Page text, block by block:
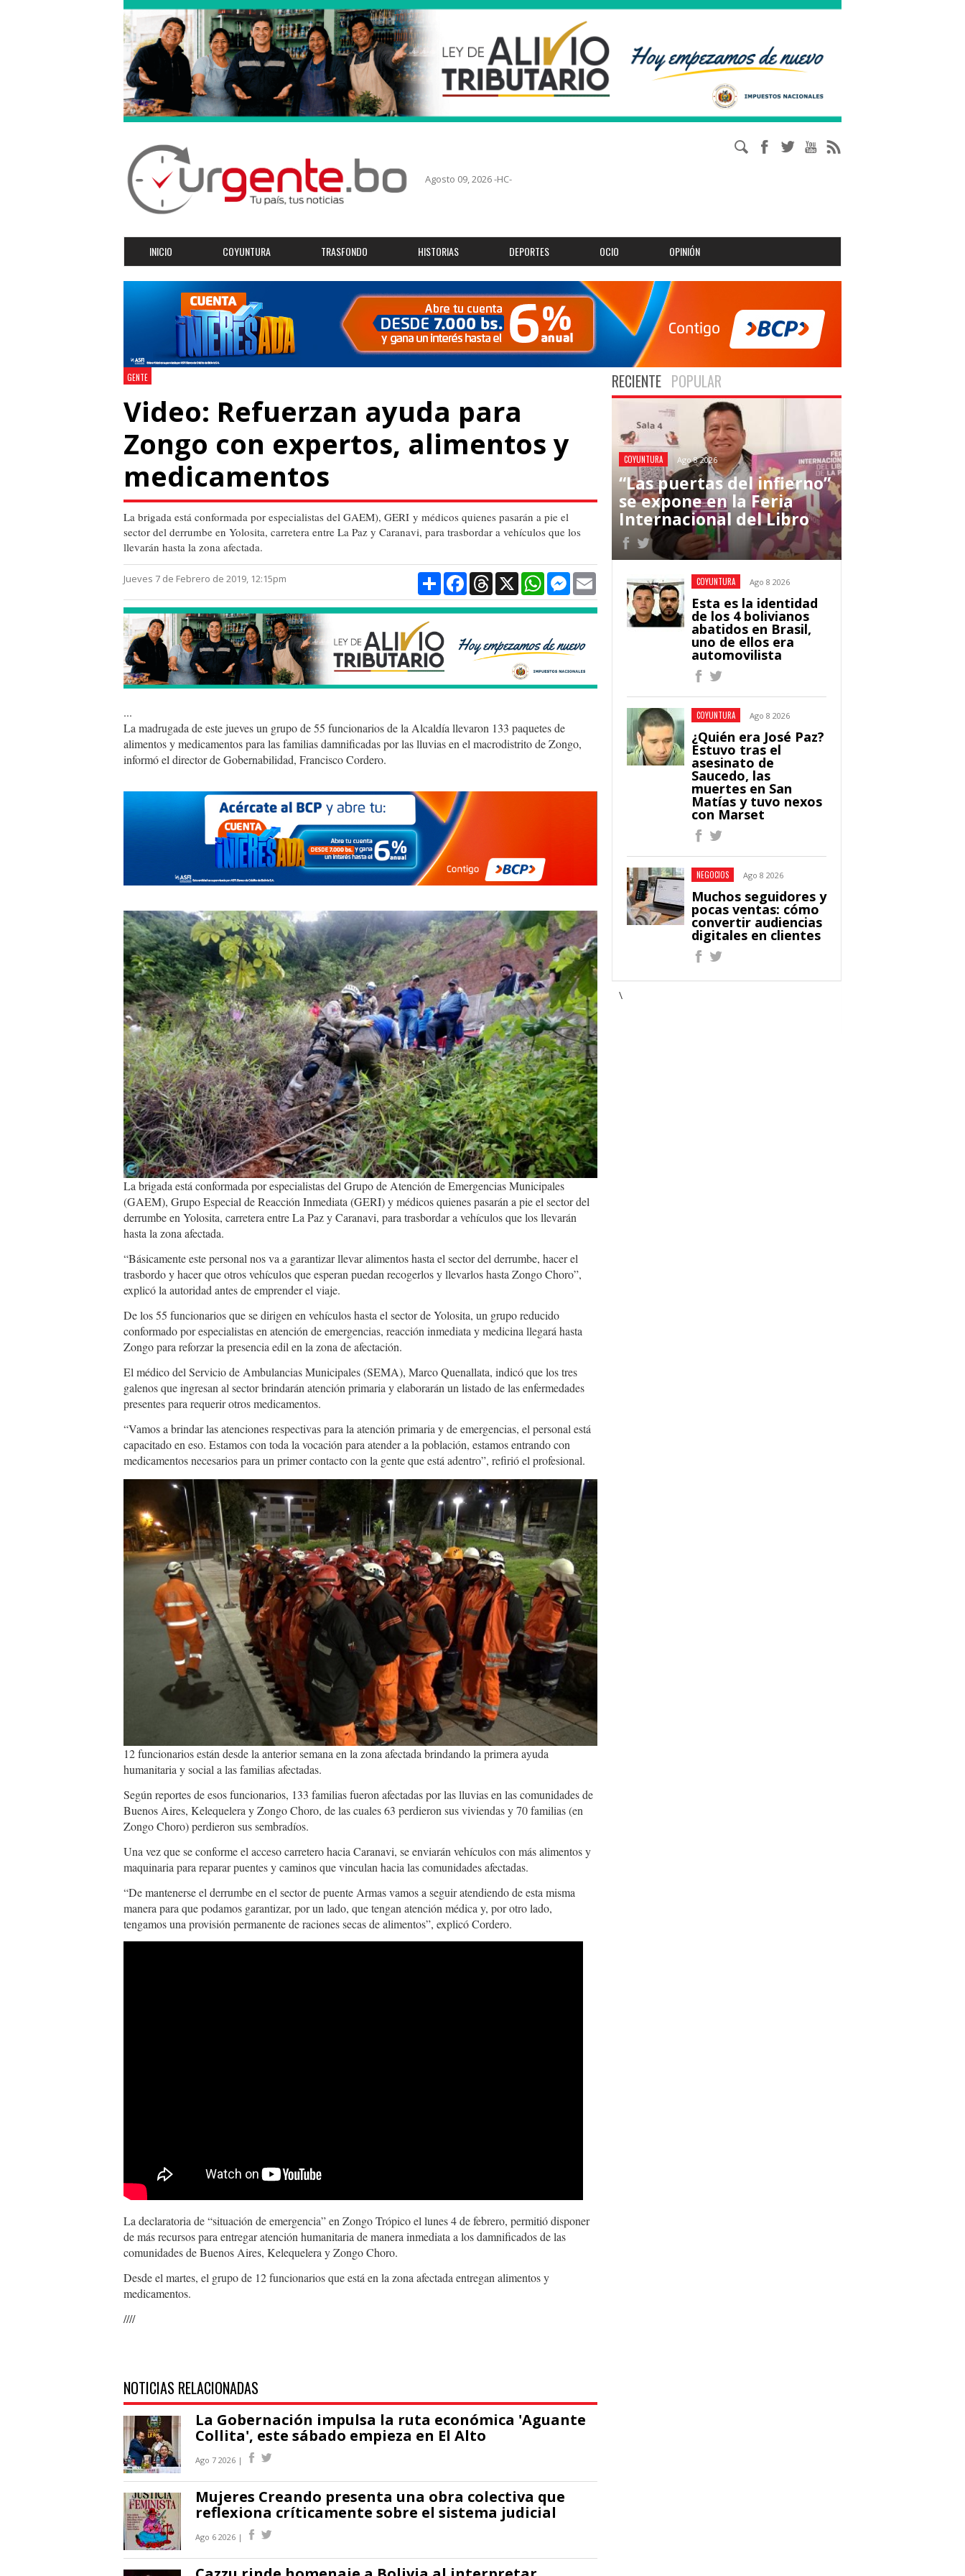
Agosto 09, 2026 -HC-
INICIO COYUNTURA TRASFONDO HISTORIAS DEPORTES OCIO OPINIÓN
GENTE
Video: Refuerzan ayuda para
Zongo con expertos, alimentos y
medicamentos
La brigada está conformada por especialistas del GAEM), GERI y médicos quienes pasarán a pie el
sector del derrumbe en Yolosita, carretera entre La Paz y Caranavi, para trasbordar a vehículos que los
llevarán hasta la zona afectada.
Jueves 7 de Febrero de 2019, 12:15pm CompartirFacebookThreads
X WhatsAppMessenger
...
La madrugada de este jueves un grupo de 55 funcionarios de la Alcaldía llevaron 133 paquetes de
alimentos y medicamentos para las familias damnificadas por las lluvias en el macrodistrito de Zongo,
informó el director de Gobernabilidad, Francisco Cordero.
zongo.amn_.jpeg
La brigada está conformada por especialistas del Grupo de Atención de Emergencias Municipales
(GAEM), Grupo Especial de Reacción Inmediata (GERI) y médicos quienes pasarán a pie el sector del
derrumbe en Yolosita, carretera entre La Paz y Caranavi, para trasbordar a vehículos que los llevarán
hasta la zona afectada.
“Básicamente este personal nos va a garantizar llevar alimentos hasta el sector del derrumbe, hacer el
trasbordo y hacer que otros vehículos que esperan puedan recogerlos y llevarlos hasta Zongo Choro”,
explicó la autoridad antes de emprender el viaje.
De los 55 funcionarios que se dirigen en vehículos hasta el sector de Yolosita, un grupo reducido
conformado por especialistas en atención de emergencias, reacción inmediata y medicina llegará hasta
Zongo para reforzar la presencia edil en la zona de afectación.
El médico del Servicio de Ambulancias Municipales (SEMA), Marco Quenallata, indicó que los tres
galenos que ingresan al sector brindarán atención primaria y elaborarán un listado de las enfermedades
presentes para requerir otros medicamentos.
“Vamos a brindar las atenciones respectivas para la atención primaria y de emergencias, el personal está
capacitado en eso. Estamos con toda la vocación para atender a la población, estamos entrando con
medicamentos necesarios para un primer contacto con la gente que está adentro”, refirió el profesional.
rescatistas.zongo_.jpeg
12 funcionarios están desde la anterior semana en la zona afectada brindando la primera ayuda
humanitaria y social a las familias afectadas.
Según reportes de esos funcionarios, 133 familias fueron afectadas por las lluvias en las comunidades de
Buenos Aires, Kelequelera y Zongo Choro, de las cuales 63 perdieron sus viviendas y 70 familias (en
Zongo Choro) perdieron sus sembradíos.
Una vez que se conforme el acceso carretero hacia Caranavi, se enviarán vehículos con más alimentos y
maquinaria para reparar puentes y caminos que vinculan hacia las comunidades afectadas.
“De mantenerse el derrumbe en el sector de puente Armas vamos a seguir atendiendo de esta misma
manera para que podamos garantizar, por un lado, que tengan atención médica y, por otro lado,
tengamos una provisión permanente de raciones secas de alimentos”, explicó Cordero.
La declaratoria de “situación de emergencia” en Zongo Trópico el lunes 4 de febrero, permitió disponer
de más recursos para entregar atención humanitaria de manera inmediata a los damnificados de las
comunidades de Buenos Aires, Kelequelera y Zongo Choro.
Desde el martes, el grupo de 12 funcionarios que está en la zona afectada entregan alimentos y
medicamentos.
////
NOTICIAS RELACIONADAS
La Gobernación impulsa la ruta económica 'Aguante
Collita', este sábado empieza en El Alto
Ago 7 2026 |
Mujeres Creando presenta una obra colectiva que
reflexiona críticamente sobre el sistema judicial
Ago 6 2026 |
RECIENTE POPULAR
COYUNTURA Ago 8 2026
“Las puertas del infierno”
se expone en la Feria
Internacional del Libro
COYUNTURA Ago 8 2026
Esta es la identidad
de los 4 bolivianos
abatidos en Brasil,
uno de ellos era
automovilista
COYUNTURA Ago 8 2026
¿Quién era José Paz?
Estuvo tras el
asesinato de
Saucedo, las
muertes en San
Matías y tuvo nexos
con Marset
NEGOCIOS Ago 8 2026
Muchos seguidores y
pocas ventas: cómo
convertir audiencias
digitales en clientes
\